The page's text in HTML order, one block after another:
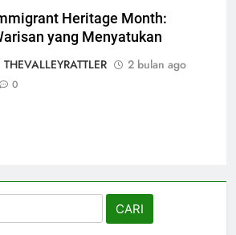
Heritage Month:
yang Menyatukan
THEVALLEYRATTLER
2 bulan ago
0